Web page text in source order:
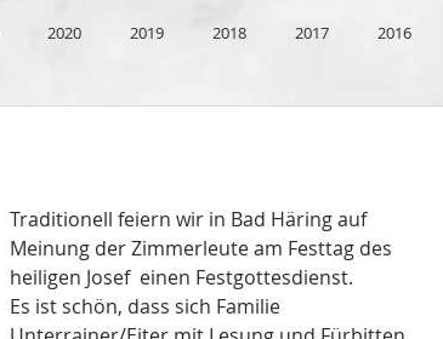
2020 2019 2018 2017 2016
Traditionell feiern wir in Bad Häring auf
Meinung der Zimmerleute am Festtag des
heiligen Josef  einen Festgottesdienst.
Es ist schön, dass sich Familie